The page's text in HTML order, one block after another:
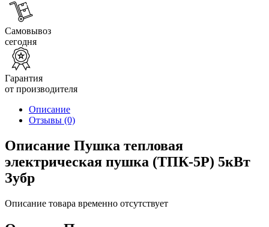
Самовывоз
сегодня
Гарантия
от производителя
Описание
Отзывы (0)
Описание Пушка тепловая
электрическая пушка (ТПК-5Р) 5кВт
Зубр
Описание товара временно отсутствует